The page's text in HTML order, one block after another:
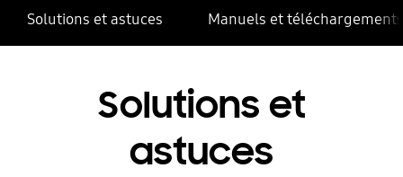
Solutions et astuces Manuels et téléchargements
Solutions et
astuces